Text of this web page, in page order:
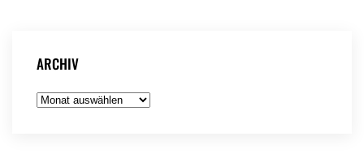
ARCHIV
Archiv